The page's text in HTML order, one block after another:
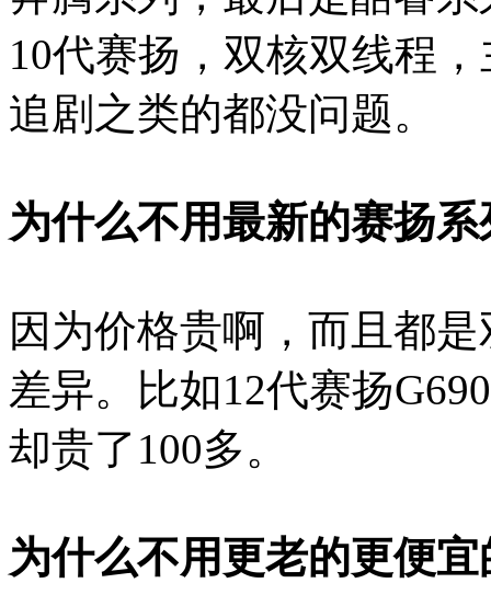
10代赛扬，双核双线程
追剧之类的都没问题。
为什么不用最新的赛扬系
因为价格贵啊，而且都
差异。比如12代赛扬
却贵了100多。
为什么不用更老的更便